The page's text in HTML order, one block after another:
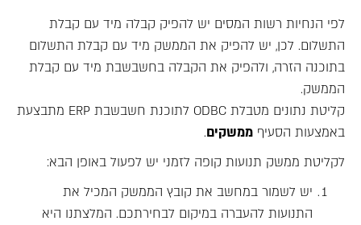
לפי הנחיות רשות המסים יש להפיק קבלה מיד עם קבלת
התשלום. לכן, יש להפיק את הממשק מיד עם קבלת התשלום
בתוכנה הזרה, ולהפיק את הקבלה בחשבשבת מיד עם קבלת
הממשק.
קליטת נתונים מטבלת ODBC לתוכנת חשבשבת ERP מתבצעת
באמצעות הסעיף ממשקים.
לקליטת ממשק תנועות קופה לזמני יש לפעול באופן הבא:
יש לשמור במחשב את קובץ הממשק המכיל את
התנועות להעברה במיקום לבחירתכם. המלצתנו היא